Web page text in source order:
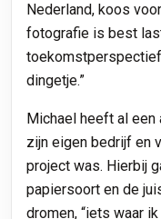
Nederland, koos
fotografie is best
dingetje.”
Michael heeft al een
zijn eigen bedrijf en
project was. Hierbij
papiersoort en de
dromen, “iets waar